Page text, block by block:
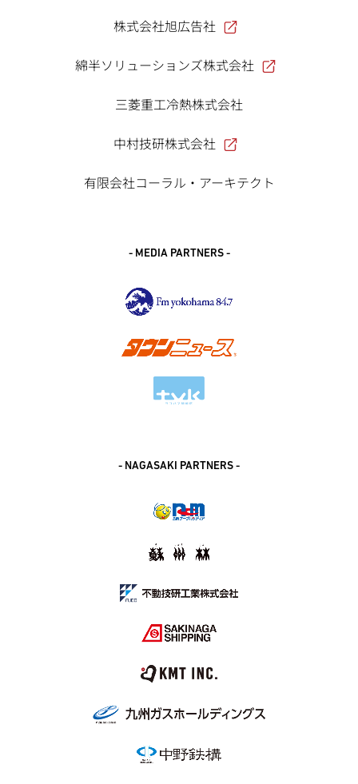
株式会社旭広告社
綿半ソリューションズ株式会社
三菱重工冷熱株式会社
中村技研株式会社
有限会社コーラル・アーキテクト
- MEDIA PARTNERS -
- NAGASAKI PARTNERS -